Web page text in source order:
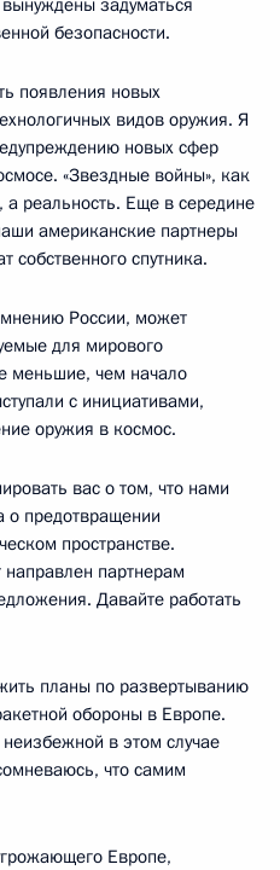
безопасности.
появления новых
видов оружия. Я
новых сфер
«Звездные войны», как
а реальность. Еще в середине
американские партнеры
собственного спутника.
России, может
для мирового
меньшие, чем начало
с инициативами,
оружия в космос.
вас о том, что нами
о предотвращении
пространстве.
партнерам
Давайте работать
планы по развертыванию
обороны в Европе.
в этом случае
что самим
Европе,